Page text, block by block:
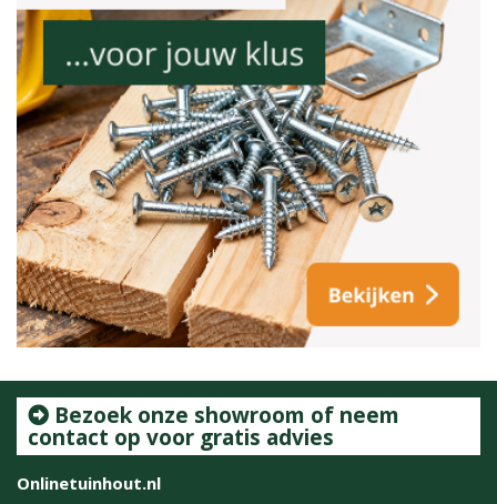
Bezoek onze showroom of neem
contact op voor gratis advies
Onlinetuinhout.nl